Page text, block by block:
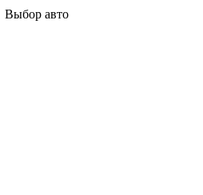
Выбор авто